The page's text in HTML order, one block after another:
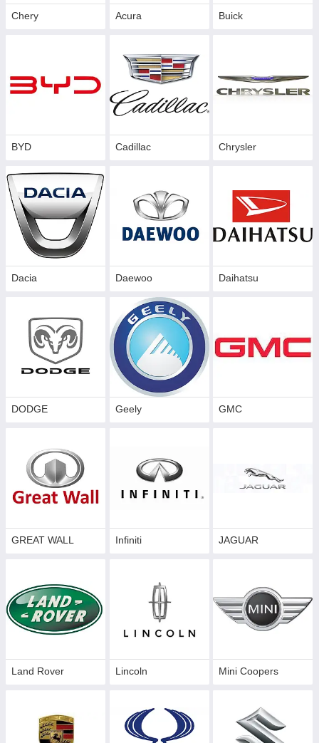
Chery Acura Buick
BYD Cadillac Сhrysler
Dacia Daewoo Daihatsu
DODGE Geely GMC
GREAT WALL Infiniti JAGUAR
Land Rover Lincoln Mini Coopers